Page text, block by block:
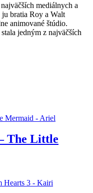
mediálnych a
bratia Roy a Walt
animované štúdio.
jedným z najväčších
The Little